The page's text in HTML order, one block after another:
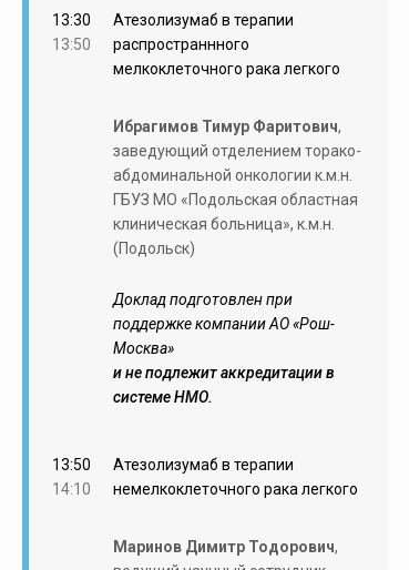
13:30
13:50
Атезолизумаб в терапии
распространнного
мелкоклеточного рака легкого
Ибрагимов Тимур Фаритович,
заведующий отделением торако-
абдоминальной онкологии к.м.н.
ГБУЗ МО «Подольская областная
клиническая больница», к.м.н.
(Подольск)
Доклад подготовлен при
поддержке компании АО «Рош-
Москва»
и не подлежит аккредитации в
системе НМО.
13:50
14:10
Атезолизумаб в терапии
немелкоклеточного рака легкого
Маринов Димитр Тодорович,